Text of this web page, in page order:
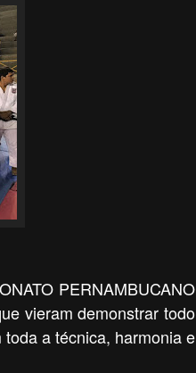
PERNAMBUCANO
vieram demonstrar todo
a técnica, harmonia e